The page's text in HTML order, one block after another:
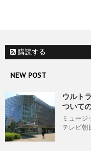
購読する
NEW POST
ウルト
ついて
ミュージ
テレビ朝